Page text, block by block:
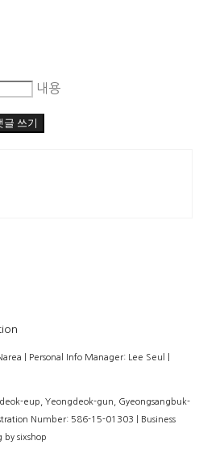
내용
글 쓰기
| Personal Info Manager: Lee Seul |
eup, Yeongdeok-gun, Gyeongsangbuk-
Number: 586-15-01303 | Business
by sixshop